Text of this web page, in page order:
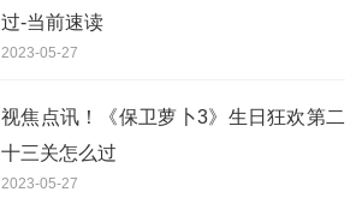
过-当前速读
2023-05-27
视焦点讯！《保卫萝卜3》生日狂欢第二
十三关怎么过
2023-05-27